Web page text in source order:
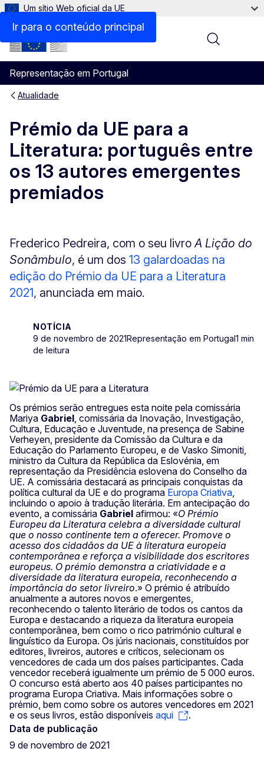
Ir para o conteúdo principal
Um sítio Web oficial da UE
Representação em Portugal
Menu
Atualidade
Prémio da UE para a
Literatura: português entre
os 13 autores emergentes
premiados
Frederico Pedreira, com o seu livroA Lição do
Sonâmbulo, é um dos 13 galardoadas na
edição do Prémio da UE para a Literatura
2021, anunciada em maio.
NOTÍCIA
9 de novembro de 2021Representação em Portugal1 min
de leitura
Os prémios serão entregues esta noite pela comissária
Mariya Gabriel , comissária da Inovação, Investigação,
Cultura, Educação e Juventude, na presença de Sabine
Verheyen, presidente da Comissão da Cultura e da
Educação do Parlamento Europeu, e de Vasko Simoniti,
ministro da Cultura da República da Eslovénia, em
representação da Presidência eslovena do Conselho da
UE. A comissária destacará as principais conquistas da
política cultural da UE e do programa Europa Criativa
incluindo o apoio à tradução literária. Em antecipação do
evento, a comissária Gabriel afirmou: «O Prémio
Europeu da Literatura celebra a diversidade cultural
que o nosso continente tem a oferecer. Promove o
acesso dos cidadãos da UE à literatura europeia
contemporânea e reforça a visibilidade dos escritores
europeus. O prémio demonstra a criatividade e a
diversidade da literatura europeia, reconhecendo a
importância do setor livreiro.» O prémio é atribuído
anualmente a autores novos e emergentes,
reconhecendo o talento literário de todos os cantos da
Europa e destacando a riqueza da literatura europeia
contemporânea, bem como o rico património cultural e
linguístico da Europa. Os júris nacionais, constituídos por
editores, livreiros, autores e críticos, selecionam os
vencedores de cada um dos países participantes. Cada
vencedor receberá igualmente um prémio de 5 000 euros.
O concurso está aberto aos 40 países participantes no
programa Europa Criativa. Mais informações sobre o
prémio, bem como sobre os autores vencedores em 2021
e os seus livros, estão disponíveis aqui
.
Data de publicação
9 de novembro de 2021